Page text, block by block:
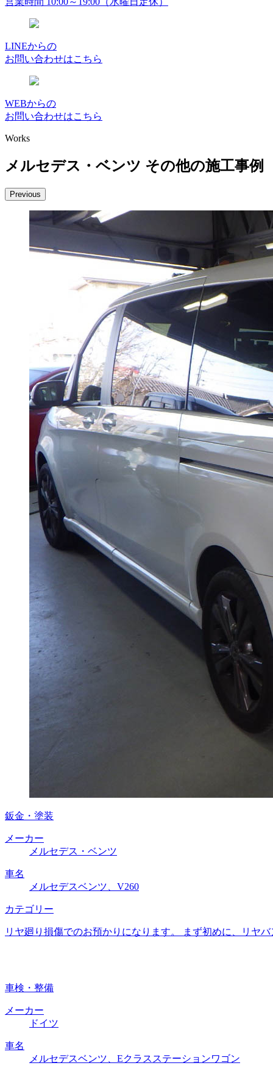
LINEからの
お問い合わせはこちら
WEBからの
お問い合わせはこちら
Works
メルセデス・ベンツ その他の施工事例
Previous
鈑金・塗装
メーカー
メルセデス・ベンツ
車名
メルセデスベンツ、V260
カテゴリー
リヤ廻り損傷でのお預かりになります。 まず初めに、リヤ
車検・整備
メーカー
ドイツ
車名
メルセデスベンツ、Eクラスステーションワゴン